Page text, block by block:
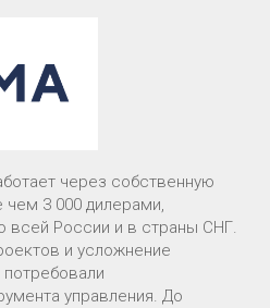
через собственную
чем 3 000 дилерами,
всей России и в страны СНГ.
и усложнение
управления. До